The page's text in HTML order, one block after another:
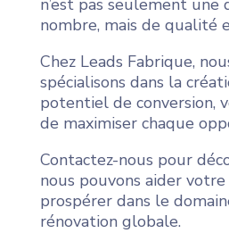
n’est pas seulement une
nombre, mais de qualité
Chez Leads Fabrique,
spécialisons dans la
potentiel de conversion,
de maximiser chaque
Contactez-nous pour
nous pouvons aider
prospérer dans le
rénovation globale.